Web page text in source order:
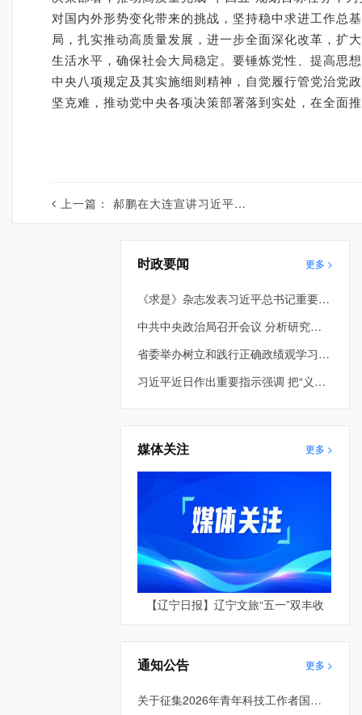
对国内外形势变化带来的挑战，坚持稳中求进工作总
局，扎实推动高质量发展，进一步全面深化改革，扩
生活水平，确保社会大局稳定。要锤炼党性、提高思
中央八项规定及其实施细则精神，自觉履行管党治党
坚克难，推动党中央各项决策部署落到实处，在全面
上一篇： 郝鹏在大连宣讲习近平总书记在辽宁考察时的重要讲话和重要指示精神
时政要闻 更多 >
《求是》杂志发表习近平总书记重要文章《在省部级主要领导干部学习贯彻党的二十届四中全会精神专题研讨班上的讲话》
中共中央政治局召开会议 分析研究当前经济形势和经济工作 中共中央总书记习近平主持会议
省委举办树立和践行正确政绩观学习教育第2期读书班暨省委理论学习中心组专题学习会 车俊到会指导 许昆林主持并讲话
习近平近日作出重要指示强调 把“义乌发展经验”进一步总结好运用好 探索走出符合各自实际的高质量发展之路
媒体关注 更多 >
【辽宁日报】辽宁文旅“五一”双丰收
通知公告 更多 >
关于征集2026年青年科技工作者国际和港澳台学术交流资助项目的通知